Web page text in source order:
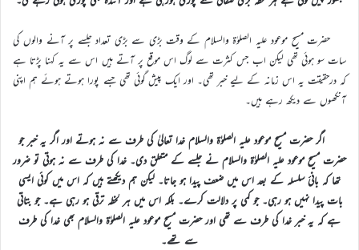
حضرت مسیح موعود علیہ الصلوٰۃ والسلام کے وقت بڑی سے بڑی تعداد جلسے پر آنے والوں کی
سات سو ہوئی تھی لیکن اب جس کثرت سے لوگ اس موقع پر آتے ہیں اس سے یہ کہنا پڑتا ہے
کہ درحقیقت یہ اس زمانہ کے لیے خبر تھی۔ اور ایک پیش گوئی تھی جسے پورا ہوتے ہوئے ہم اپنی
آنکھوں سے دیکھ رہے ہیں۔
اگر حضرت مسیح موعود علیہ الصلوٰۃ والسلام خدا تعالیٰ کی طرف سے نہ ہوتے اور اگر یہ خبر جو
حضرت مسیح موعود علیہ الصلوٰۃ والسلام نے جلسے کے متعلق دی۔ خدا کی طرف سے نہ ہوتی تو ضرور
تھا کہ بانیٔ سلسلہ کے بعد اس میں ضعف پیدا ہو جاتا۔ لیکن ہم دیکھتے ہیں کہ اس میں کوئی ایسی
بات پیدا نہیں ہو رہی۔ جو کمی پر دلالت کرے۔ بلکہ اس میں ہر لحظہ ترقی ہو رہی ہے۔ جو بتاتی
ہے کہ یہ خبر خدا کی طرف سے تھی اور حضرت مسیح موعود علیہ الصلوٰۃ والسلام بھی خدا کی طرف
سے تھے۔